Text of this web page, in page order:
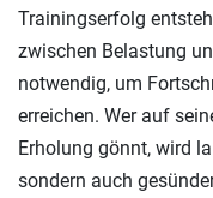
Trainingserfolg
zwischen Belastung
notwendig, um
erreichen. Wer auf
Erholung gönnt, wird
sondern auch